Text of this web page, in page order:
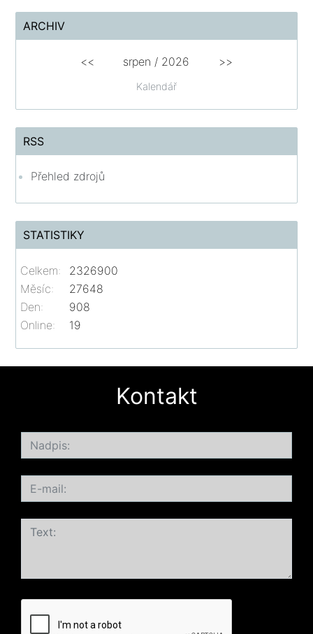
ARCHIV
Kalendář
<< srpen / 2026 >>
RSS
Přehled zdrojů
STATISTIKY
Online: 19
Celkem:
2326900
Měsíc:
27648
Den:
908
Kontakt